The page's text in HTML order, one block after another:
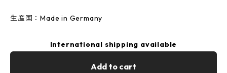
生産国：Made in Germany
International shipping available
Add to cart